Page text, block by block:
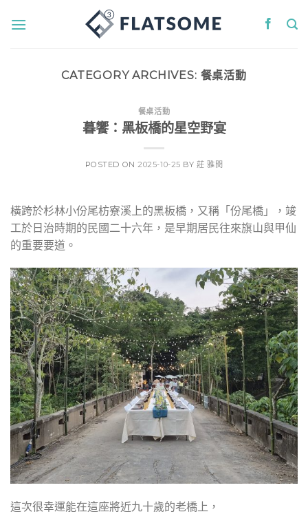
CATEGORY ARCHIVES: 餐桌活動
餐桌活動
暮饗：黑板橋的星空野宴
POSTED ON2025-10-25 BY莊 雅閔
橫跨於杉林小份尾枋寮溪上的黑板橋，又稱「份尾橋」，竣
工於日治時期的民國二十六年，是早期居民往來旗山與甲仙
的重要要道。
這次很幸運能在這座將近九十歲的老橋上，